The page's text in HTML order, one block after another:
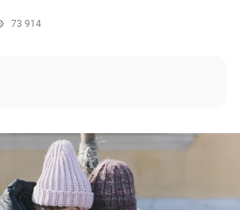
73 914